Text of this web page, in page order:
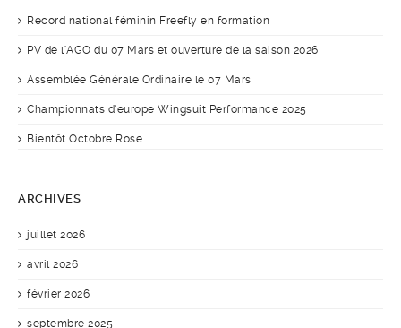
Record national féminin Freefly en formation
PV de l’AGO du 07 Mars et ouverture de la saison 2026
Assemblée Générale Ordinaire le 07 Mars
Championnats d’europe Wingsuit Performance 2025
Bientôt Octobre Rose
ARCHIVES
juillet 2026
avril 2026
février 2026
septembre 2025